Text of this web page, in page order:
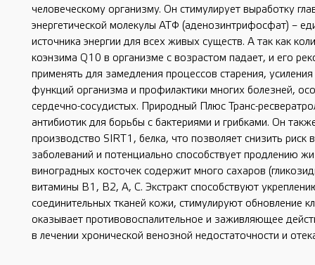
человеческому организму. Он стимулирует выработку
энергетической молекулы АТФ (аденозинтрифосфат) –
источника энергии для всех живых существ. А так как
коэнзима Q10 в организме с возрастом падает, и его
применять для замедления процессов старения,
функций организма и профилактики многих болезней,
сердечно-сосудистых. Природный Плюс Транс-
антибиотик для борьбы с бактериями и грибками. Он
производство SIRT1, белка, что позволяет снизить риск
заболеваний и потенциально способствует продлению
виноградных косточек содержит много сахаров
витамины В1, В2, А, С. Экстракт способствуют
соединительных тканей кожи, стимулируют обновление
оказывает противовоспалительное и заживляющее
в лечении хронической венозной недостаточности и